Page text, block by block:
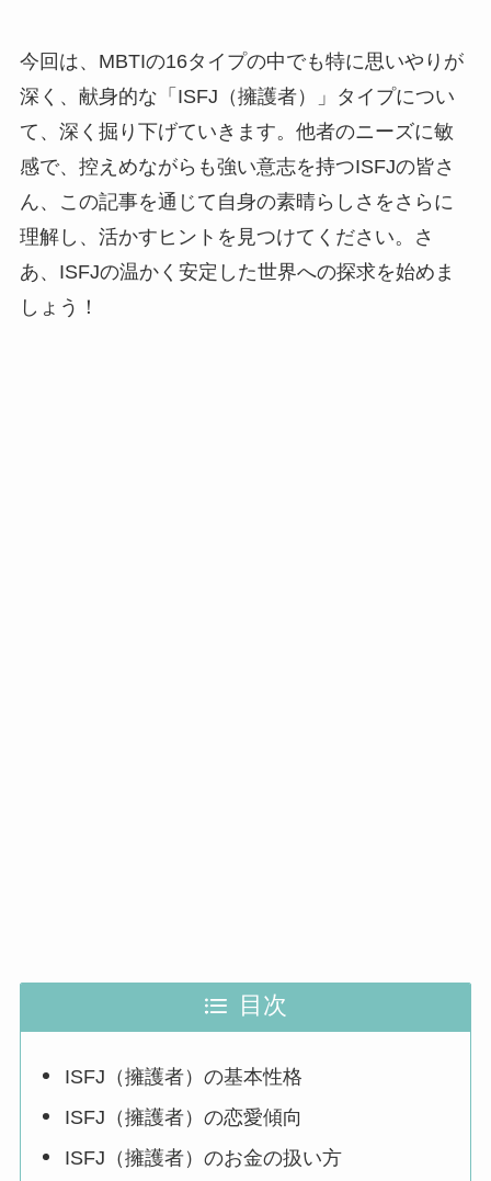
今回は、MBTIの16タイプの中でも特に思いやりが
深く、献身的な「ISFJ（擁護者）」タイプについ
て、深く掘り下げていきます。他者のニーズに敏
感で、控えめながらも強い意志を持つISFJの皆さ
ん、この記事を通じて自身の素晴らしさをさらに
理解し、活かすヒントを見つけてください。さ
あ、ISFJの温かく安定した世界への探求を始めま
しょう！
目次
ISFJ（擁護者）の基本性格
ISFJ（擁護者）の恋愛傾向
ISFJ（擁護者）のお金の扱い方